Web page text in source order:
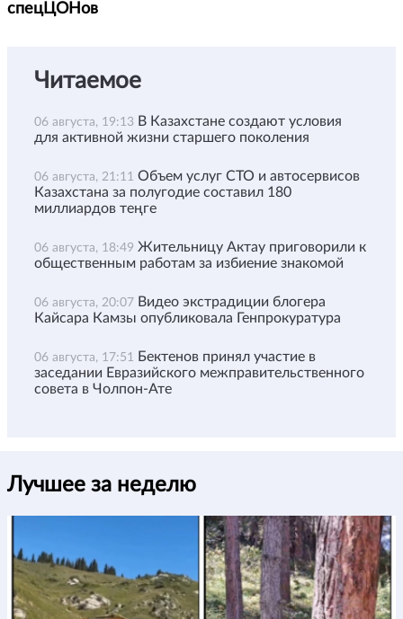
спецЦОНов
Читаемое
06 августа, 19:13 В Казахстане создают условия
для активной жизни старшего поколения
06 августа, 21:11 Объем услуг СТО и автосервисов
Казахстана за полугодие составил 180
миллиардов теңге
06 августа, 18:49 Жительницу Актау приговорили к
общественным работам за избиение знакомой
06 августа, 20:07 Видео экстрадиции блогера
Кайсара Камзы опубликовала Генпрокуратура
06 августа, 17:51 Бектенов принял участие в
заседании Евразийского межправительственного
совета в Чолпон-Ате
Лучшее за неделю